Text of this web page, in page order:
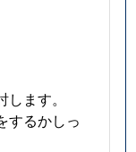
ます。
するかしっ